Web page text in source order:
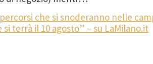
che si snoderanno nelle
terrà il 10 agosto” – su LaMilano.it